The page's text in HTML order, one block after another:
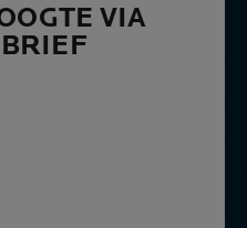
VIA
VIA